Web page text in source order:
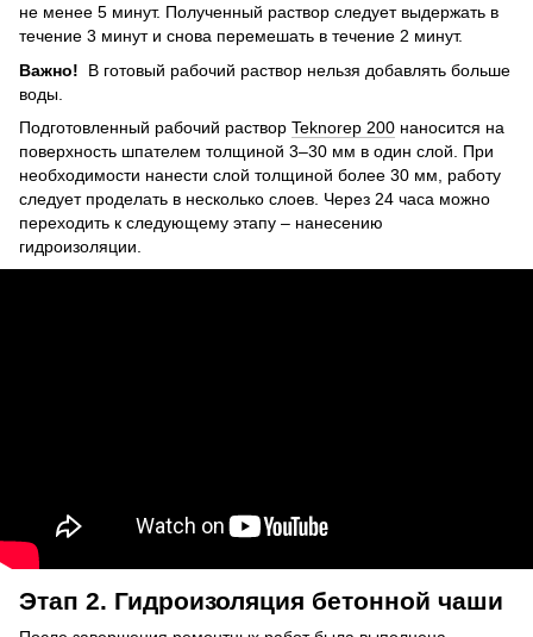
не менее 5 минут. Полученный раствор следует выдержать в
течение 3 минут и снова перемешать в течение 2 минут.
Важно! В готовый рабочий раствор нельзя добавлять больше
воды.
Подготовленный рабочий раствор Teknorep 200 наносится на
поверхность шпателем толщиной 3–30 мм в один слой. При
необходимости нанести слой толщиной более 30 мм, работу
следует проделать в несколько слоев. Через 24 часа можно
переходить к следующему этапу – нанесению
гидроизоляции.
Этап 2. Гидроизоляция бетонной чаши